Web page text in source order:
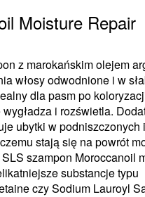
Moisture Repair
z marokańskim olejem
włosy odwodnione i w
dla pasm po
i rozświetla.
ubytki w podniszczonych
stają się na powrót
szampon Moroccanoil
substancje typu
czy Sodium Lauroyl